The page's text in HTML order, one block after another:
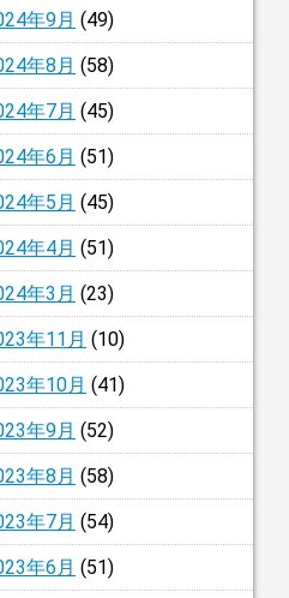
年9月 (49)
年8月 (58)
年7月 (45)
年6月 (51)
年5月 (45)
年4月 (51)
年3月 (23)
年11月 (10)
年10月 (41)
年9月 (52)
年8月 (58)
年7月 (54)
年6月 (51)